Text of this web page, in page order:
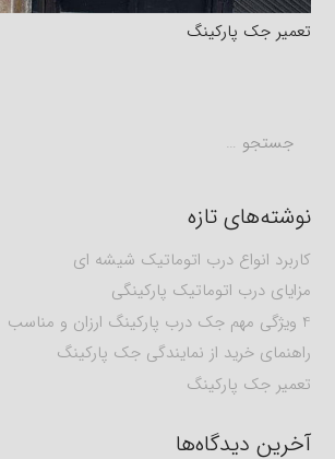
تعمیر جک پارکینگ
برای:
نوشته‌های تازه
کاربرد انواع درب اتوماتیک شیشه ای
مزایای درب اتوماتیک پارکینگی
4 ویژگی مهم جک درب پارکینگ ارزان و مناسب
راهنمای خرید از نمایندگی جک پارکینگ
تعمیر جک پارکینگ
آخرین دیدگاه‌ها